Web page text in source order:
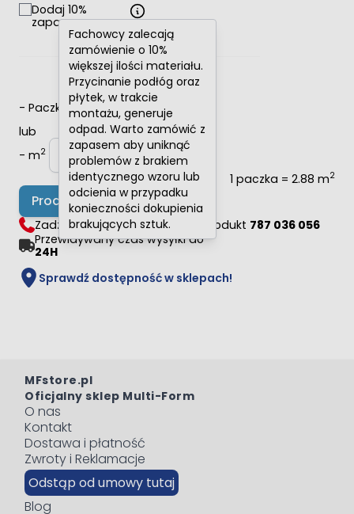
Dodaj 10%
zapasu
Fachowcy zalecają
zamówienie o 10%
większej ilości materiału.
Przycinanie podłóg oraz
płytek, w trakcie
montażu, generuje
odpad. Warto zamówić z
zapasem aby uniknąć
problemów z brakiem
identycznego wzoru lub
odcienia w przypadku
konieczności dokupienia
brakujących sztuk.
- Paczki
+
lub
- m2
+
1 paczka = 2.88 m2
Produkt niedostępny
Zadzwoń i zapytaj doradcy o produkt 787 036 056
Przewidywany czas wysyłki do
24H
Sprawdź dostępność w sklepach!
MFstore.pl
Oficjalny sklep Multi-Form
O nas
Kontakt
Dostawa i płatność
Zwroty i Reklamacje
Odstąp od umowy tutaj
Blog